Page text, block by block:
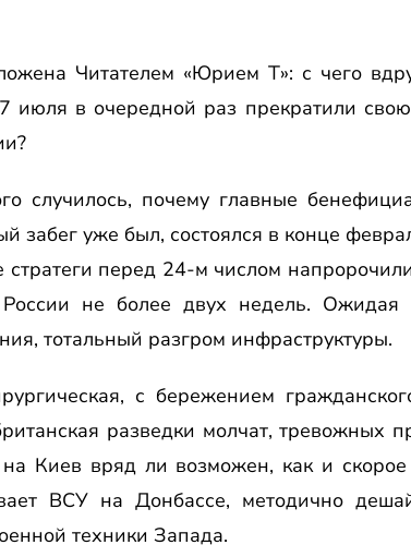
Читателем «Юрием Т»: с чего
июля в очередной раз прекратили
случилось, почему главные
забег уже был, состоялся в конце
стратеги перед 24-м числом
не более двух недель. Ожидая
тотальный разгром инфраструктуры.
с бережением
разведки молчат, тревожных
Киев вряд ли возможен, как и
ВСУ на Донбассе, методично
техники Запада.